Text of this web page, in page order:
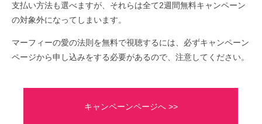
支払い方法も選べますが、それらは全て2週間無料キャンペーン
の対象外になってしまいます。
マーフィーの愛の法則を無料で視聴するには、必ずキャンペーン
ページから申し込みをする必要があるので、注意してください。
キャンペーンページへ >>